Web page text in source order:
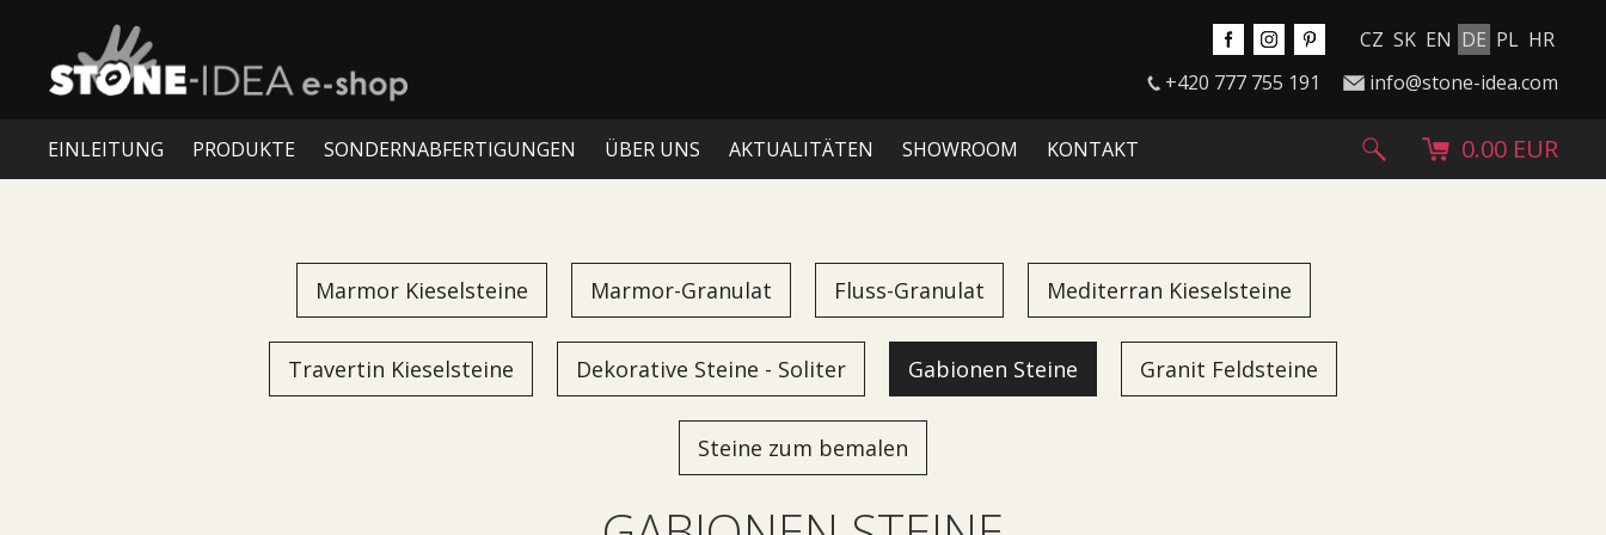
CZ SK EN DE PL HR
+420 777 755 191
info@stone-idea.com
EINLEITUNG PRODUKTE SONDERNABFERTIGUNGEN ÜBER UNS AKTUALITÄTEN SHOWROOM KONTAKT 0.00 EUR
Marmor Kieselsteine Marmor-Granulat Fluss-Granulat Mediterran Kieselsteine
Travertin Kieselsteine Dekorative Steine - Soliter Gabionen Steine Granit Feldsteine
Steine zum bemalen